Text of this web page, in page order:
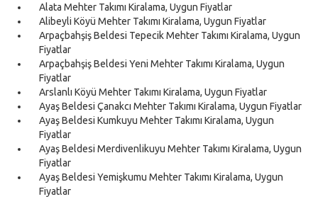
Alata Mehter Takımı Kiralama, Uygun Fiyatlar
Alibeyli Köyü Mehter Takımı Kiralama, Uygun Fiyatlar
Arpaçbahşiş Beldesi Tepecik Mehter Takımı Kiralama, Uygun
Fiyatlar
Arpaçbahşiş Beldesi Yeni Mehter Takımı Kiralama, Uygun
Fiyatlar
Arslanlı Köyü Mehter Takımı Kiralama, Uygun Fiyatlar
Ayaş Beldesi Çanakcı Mehter Takımı Kiralama, Uygun Fiyatlar
Ayaş Beldesi Kumkuyu Mehter Takımı Kiralama, Uygun
Fiyatlar
Ayaş Beldesi Merdivenlikuyu Mehter Takımı Kiralama, Uygun
Fiyatlar
Ayaş Beldesi Yemişkumu Mehter Takımı Kiralama, Uygun
Fiyatlar